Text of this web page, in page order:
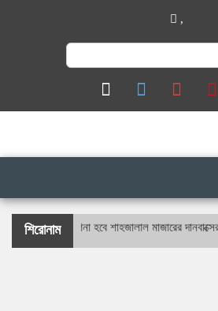
,
Search
for:
শিরোনাম
প্রকাশ্যে গণনা হবে শাহজালাল মাজারের দানবাক্সের টাকা